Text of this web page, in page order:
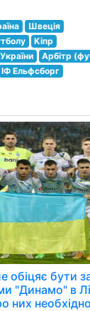
Швеція
Кіпр
Арбітр
ІФ Ельфсборг
обіцяє бути
"Динамо" в
них